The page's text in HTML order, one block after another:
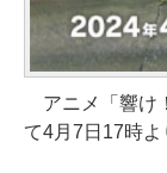
アニメ「響け
て4月7日17時よ